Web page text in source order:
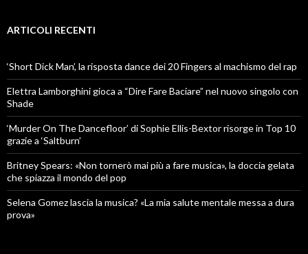
ARTICOLI RECENTI
‘Short Dick Man’, la risposta dance dei 20 Fingers al machismo del rap
Elettra Lamborghini gioca a “Dire Fare Baciare” nel nuovo singolo con
Shade
‘Murder On The Dancefloor’ di Sophie Ellis-Bextor risorge in Top 10
grazie a ‘Saltburn’
Britney Spears: «Non tornerò mai più a fare musica», la doccia gelata
che spiazza il mondo del pop
Selena Gomez lascia la musica? «La mia salute mentale messa a dura
prova»